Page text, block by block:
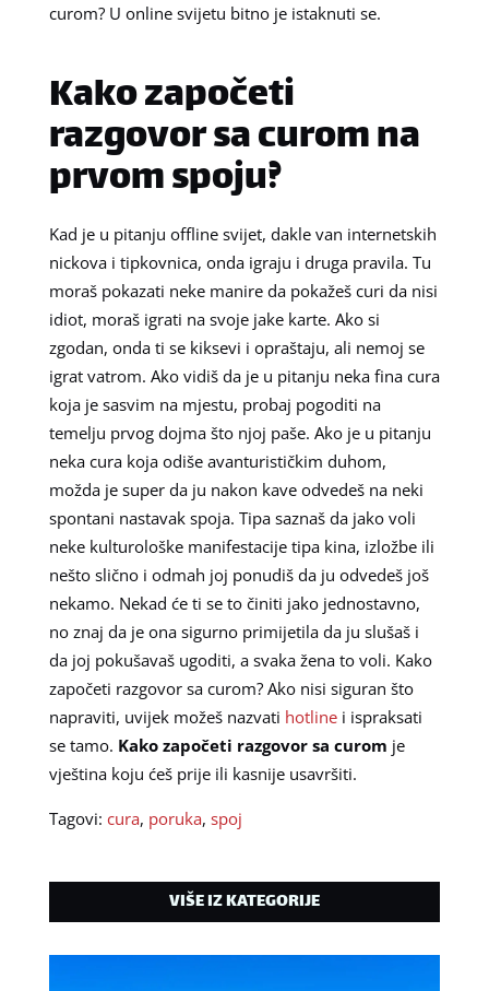
curom? U online svijetu bitno je istaknuti se.
Kako započeti
razgovor sa curom na
prvom spoju?
Kad je u pitanju offline svijet, dakle van internetskih
nickova i tipkovnica, onda igraju i druga pravila. Tu
moraš pokazati neke manire da pokažeš curi da nisi
idiot, moraš igrati na svoje jake karte. Ako si
zgodan, onda ti se kiksevi i opraštaju, ali nemoj se
igrat vatrom. Ako vidiš da je u pitanju neka fina cura
koja je sasvim na mjestu, probaj pogoditi na
temelju prvog dojma što njoj paše. Ako je u pitanju
neka cura koja odiše avanturističkim duhom,
možda je super da ju nakon kave odvedeš na neki
spontani nastavak spoja. Tipa saznaš da jako voli
neke kulturološke manifestacije tipa kina, izložbe ili
nešto slično i odmah joj ponudiš da ju odvedeš još
nekamo. Nekad će ti se to činiti jako jednostavno,
no znaj da je ona sigurno primijetila da ju slušaš i
da joj pokušavaš ugoditi, a svaka žena to voli. Kako
započeti razgovor sa curom? Ako nisi siguran što
napraviti, uvijek možeš nazvati hotlinei ispraksati
se tamo. Kako započeti razgovor sa curom je
vještina koju ćeš prije ili kasnije usavršiti.
Tagovi: cura, poruka, spoj
VIŠE IZ KATEGORIJE